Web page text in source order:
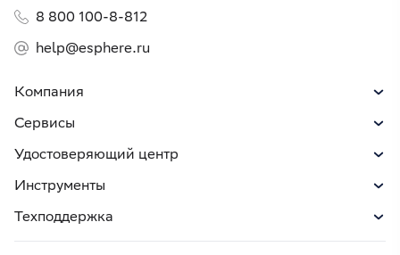
Компания
Сервисы
Удостоверяющий центр
Инструменты
Техподдержка
8 800 100-8-812
help@esphere.ru